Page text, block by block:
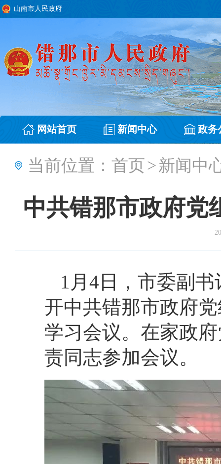
山南市人民政府
网站首页 新闻中心 政务
当前位置： 首页>新闻中
中共错那市政府党
1月4日，市委副
开中共错那市政府
学习会议。在家政
责同志参加会议。